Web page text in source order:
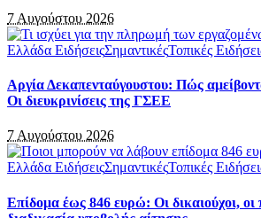
7 Αυγούστου 2026
Ελλάδα ΕιδήσειςΣημαντικέςΤοπικές
Αργία Δεκαπενταύγουστου: Πώς
Οι διευκρινίσεις της ΓΣΕΕ
7 Αυγούστου 2026
Ελλάδα ΕιδήσειςΣημαντικέςΤοπικές
Επίδομα έως 846 ευρώ: Οι δικαιούχοι, οι